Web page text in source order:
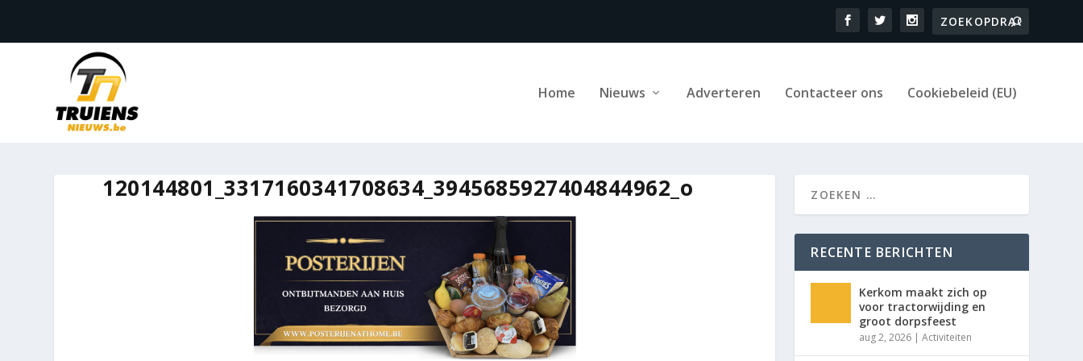
Home Nieuws Adverteren Contacteer ons Cookiebeleid (EU)
120144801_3317160341708634_3945685927404844962_o
RECENTE BERICHTEN
Kerkom maakt zich op
voor tractorwijding en
groot dorpsfeest
aug 2, 2026 |Activiteiten